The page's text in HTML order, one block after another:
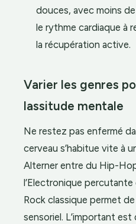
douces, avec moins
le rythme cardiaque à
la récupération active.
Varier les genres
lassitude mentale
Ne restez pas enfermé
cerveau s’habitue vite à
Alterner entre du Hip-
l’Electronique
Rock classique permet de
sensoriel. L’important